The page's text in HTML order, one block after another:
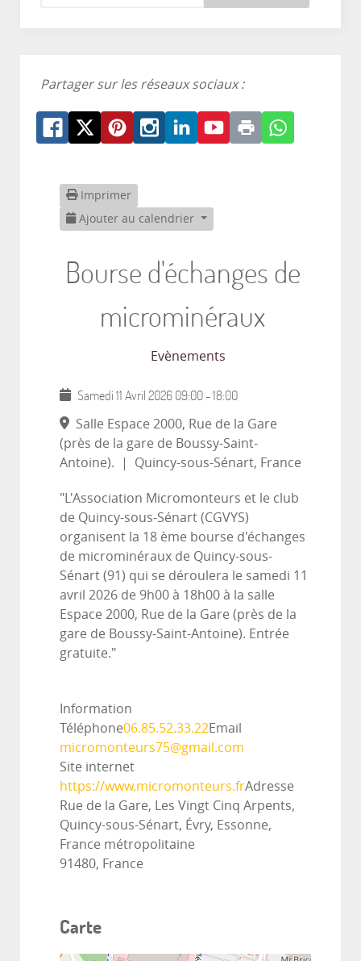
Partager sur les réseaux sociaux :
Imprimer
Ajouter au calendrier
Bourse d'échanges de
microminéraux
Evènements
Samedi 11 Avril 2026 09:00 -18:00
Salle Espace 2000, Rue de la Gare
(près de la gare de Boussy-Saint-
Antoine).
| Quincy-sous-Sénart, France
"L'Association Micromonteurs et le club
de Quincy-sous-Sénart (CGVYS)
organisent la 18 ème bourse d'échanges
de microminéraux de Quincy-sous-
Sénart (91) qui se déroulera le samedi 11
avril 2026 de 9h00 à 18h00 à la salle
Espace 2000, Rue de la Gare (près de la
gare de Boussy-Saint-Antoine). Entrée
gratuite."
Information
Téléphone06.85.52.33.22Email
micromonteurs75@gmail.com
Site internet
https://www.micromonteurs.frAdresse
Rue de la Gare, Les Vingt Cinq Arpents,
Quincy-sous-Sénart, Évry, Essonne,
France métropolitaine
91480, France
Carte